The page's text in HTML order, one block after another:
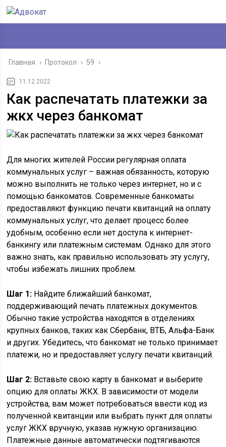
Главная › Протокол › 59 ›
11.12.2022
Как распечатать платежки за
жкх через банкомат
Для многих жителей России регулярная оплата
коммунальных услуг – важная обязанность, которую
можно выполнить не только через интернет, но и с
помощью банкоматов. Современные банкоматы
предоставляют функцию печати квитанций на оплату
коммунальных услуг, что делает процесс более
удобным, особенно если нет доступа к интернет-
банкингу или платежным системам. Однако для этого
важно знать, как правильно использовать эту услугу,
чтобы избежать лишних проблем.
Шаг 1: Найдите ближайший банкомат,
поддерживающий печать платежных документов.
Обычно такие устройства находятся в отделениях
крупных банков, таких как Сбербанк, ВТБ, Альфа-Банк
и других. Убедитесь, что банкомат не только принимает
платежи, но и предоставляет услугу печати квитанций.
Шаг 2: Вставьте свою карту в банкомат и выберите
опцию для оплаты ЖКХ. В зависимости от модели
устройства, вам может потребоваться ввести код из
полученной квитанции или выбрать пункт для оплаты
услуг ЖКХ вручную, указав нужную организацию.
Платежные данные автоматически подтягиваются